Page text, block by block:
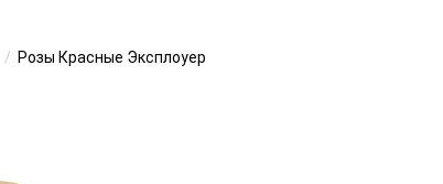
Розы Красные Эксплоуер